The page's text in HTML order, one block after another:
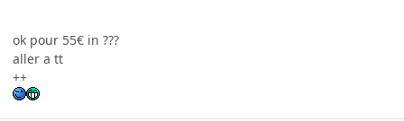
ok pour 55€ in ???
aller a tt
++